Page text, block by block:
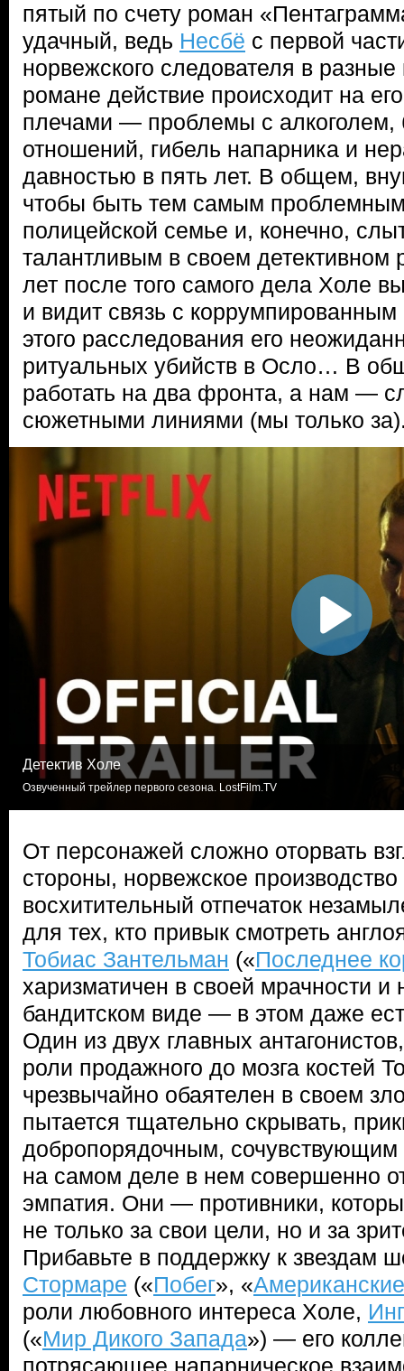
пятый по счету роман
удачный, ведь Несбё с первой
норвежского следователя в
романе действие происходит на
плечами — проблемы с алкоголем,
отношений, гибель напарника и
давностью в пять лет. В общем,
чтобы быть тем самым
полицейской семье и, конечно,
талантливым в своем детективном
лет после того самого дела Холе
и видит связь с коррумпированным
этого расследования его
ритуальных убийств в Осло… В
работать на два фронта, а нам —
сюжетными линиями (мы только
Детектив Холе
Озвученный трейлер первого сезона. LostFilm.TV
От персонажей сложно оторвать
стороны, норвежское
восхитительный отпечаток
для тех, кто привык смотреть
Тобиас Зантельман («Последнее
харизматичен в своей мрачности и
бандитском виде — в этом даже
Один из двух главных
роли продажного до мозга костей
чрезвычайно обаятелен в своем
пытается тщательно скрывать,
добропорядочным, сочувствующим
на самом деле в нем совершенно
эмпатия. Они — противники,
не только за свои цели, но и за
Прибавьте в поддержку к звездам
Стормаре («Побег», «
роли любовного интереса Холе,
(«Мир Дикого Запада») — его
потрясающее напарническое